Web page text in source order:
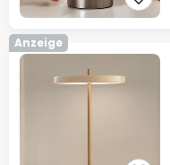
Anzeige